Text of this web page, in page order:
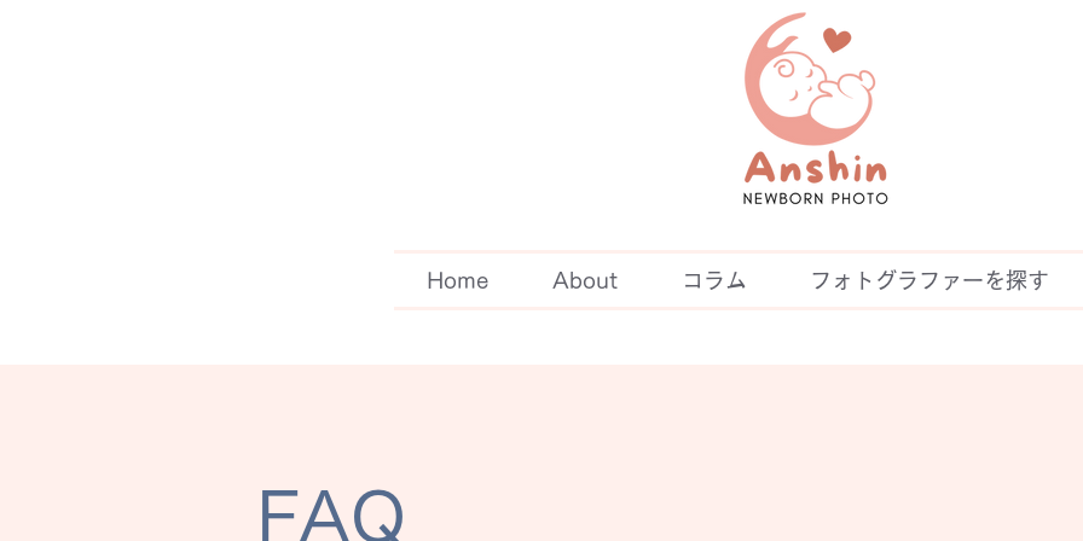
Home About コラム フォトグラファーを探す
​FAQ